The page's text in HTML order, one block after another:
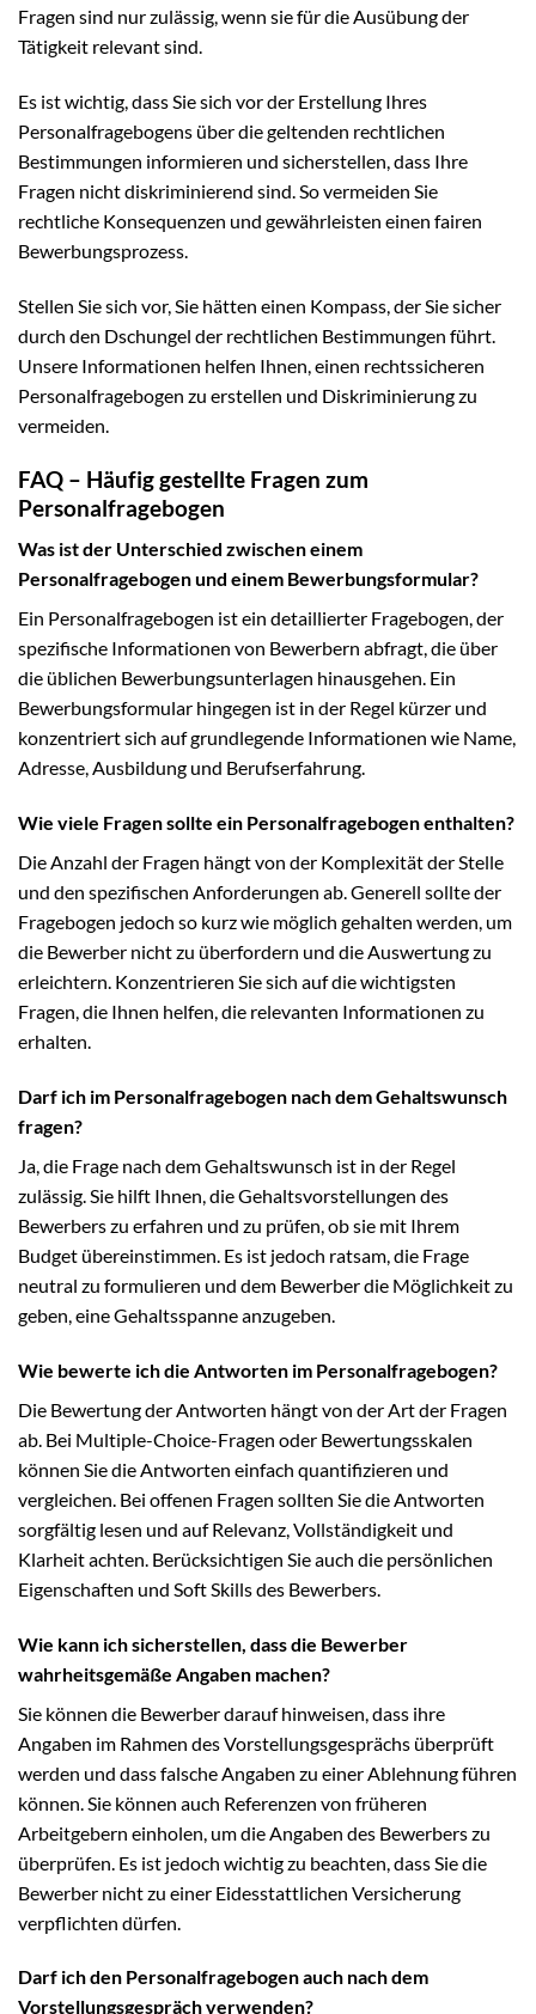
Fragen sind nur zulässig, wenn sie für die Ausübung der
Tätigkeit relevant sind.
Es ist wichtig, dass Sie sich vor der Erstellung Ihres
Personalfragebogens über die geltenden rechtlichen
Bestimmungen informieren und sicherstellen, dass Ihre
Fragen nicht diskriminierend sind. So vermeiden Sie
rechtliche Konsequenzen und gewährleisten einen fairen
Bewerbungsprozess.
Stellen Sie sich vor, Sie hätten einen Kompass, der Sie sicher
durch den Dschungel der rechtlichen Bestimmungen führt.
Unsere Informationen helfen Ihnen, einen rechtssicheren
Personalfragebogen zu erstellen und Diskriminierung zu
vermeiden.
FAQ – Häufig gestellte Fragen zum
Personalfragebogen
Was ist der Unterschied zwischen einem
Personalfragebogen und einem Bewerbungsformular?
Ein Personalfragebogen ist ein detaillierter Fragebogen, der
spezifische Informationen von Bewerbern abfragt, die über
die üblichen Bewerbungsunterlagen hinausgehen. Ein
Bewerbungsformular hingegen ist in der Regel kürzer und
konzentriert sich auf grundlegende Informationen wie Name,
Adresse, Ausbildung und Berufserfahrung.
Wie viele Fragen sollte ein Personalfragebogen enthalten?
Die Anzahl der Fragen hängt von der Komplexität der Stelle
und den spezifischen Anforderungen ab. Generell sollte der
Fragebogen jedoch so kurz wie möglich gehalten werden, um
die Bewerber nicht zu überfordern und die Auswertung zu
erleichtern. Konzentrieren Sie sich auf die wichtigsten
Fragen, die Ihnen helfen, die relevanten Informationen zu
erhalten.
Darf ich im Personalfragebogen nach dem Gehaltswunsch
fragen?
Ja, die Frage nach dem Gehaltswunsch ist in der Regel
zulässig. Sie hilft Ihnen, die Gehaltsvorstellungen des
Bewerbers zu erfahren und zu prüfen, ob sie mit Ihrem
Budget übereinstimmen. Es ist jedoch ratsam, die Frage
neutral zu formulieren und dem Bewerber die Möglichkeit zu
geben, eine Gehaltsspanne anzugeben.
Wie bewerte ich die Antworten im Personalfragebogen?
Die Bewertung der Antworten hängt von der Art der Fragen
ab. Bei Multiple-Choice-Fragen oder Bewertungsskalen
können Sie die Antworten einfach quantifizieren und
vergleichen. Bei offenen Fragen sollten Sie die Antworten
sorgfältig lesen und auf Relevanz, Vollständigkeit und
Klarheit achten. Berücksichtigen Sie auch die persönlichen
Eigenschaften und Soft Skills des Bewerbers.
Wie kann ich sicherstellen, dass die Bewerber
wahrheitsgemäße Angaben machen?
Sie können die Bewerber darauf hinweisen, dass ihre
Angaben im Rahmen des Vorstellungsgesprächs überprüft
werden und dass falsche Angaben zu einer Ablehnung führen
können. Sie können auch Referenzen von früheren
Arbeitgebern einholen, um die Angaben des Bewerbers zu
überprüfen. Es ist jedoch wichtig zu beachten, dass Sie die
Bewerber nicht zu einer Eidesstattlichen Versicherung
verpflichten dürfen.
Darf ich den Personalfragebogen auch nach dem
Vorstellungsgespräch verwenden?